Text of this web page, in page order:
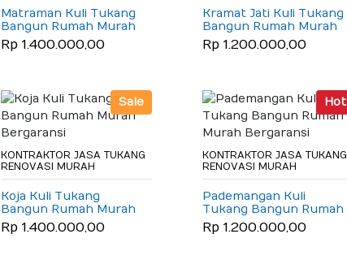
Matraman Kuli Tukang
Bangun Rumah Murah
Bergaransi
Rp 1.400.000,00
Kramat Jati Kuli Tukang
Bangun Rumah Murah
Bergaransi
Rp 1.200.000,00
Sale
KONTRAKTOR JASA TUKANG
RENOVASI MURAH
Koja Kuli Tukang
Bangun Rumah Murah
Bergaransi
Rp 1.400.000,00
Hot
KONTRAKTOR JASA TUKANG
RENOVASI MURAH
Pademangan Kuli
Tukang Bangun Rumah
Murah Bergaransi
Rp 1.200.000,00